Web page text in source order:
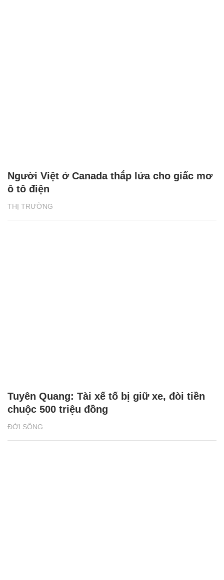
THỊ TRƯỜNG
Người Việt ở Canada thắp lửa cho giấc mơ
ô tô điện
ĐỜI SỐNG
Tuyên Quang: Tài xế tố bị giữ xe, đòi tiền
chuộc 500 triệu đồng